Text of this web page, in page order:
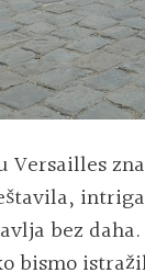
Versailles
bez
bismo